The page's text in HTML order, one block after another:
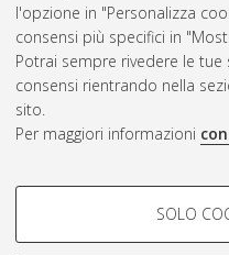
l'opzione in "Personalizza
consensi più specifici in
Potrai sempre rivedere le
consensi rientrando nella
sito.
Per maggiori informazioni
COOKIE DI
SOLO
Rss 1.0
Rss 2.0
AMS Laurea
Impostazioni Cookie
Informativa sulla privacy
Condizioni d’uso del sito